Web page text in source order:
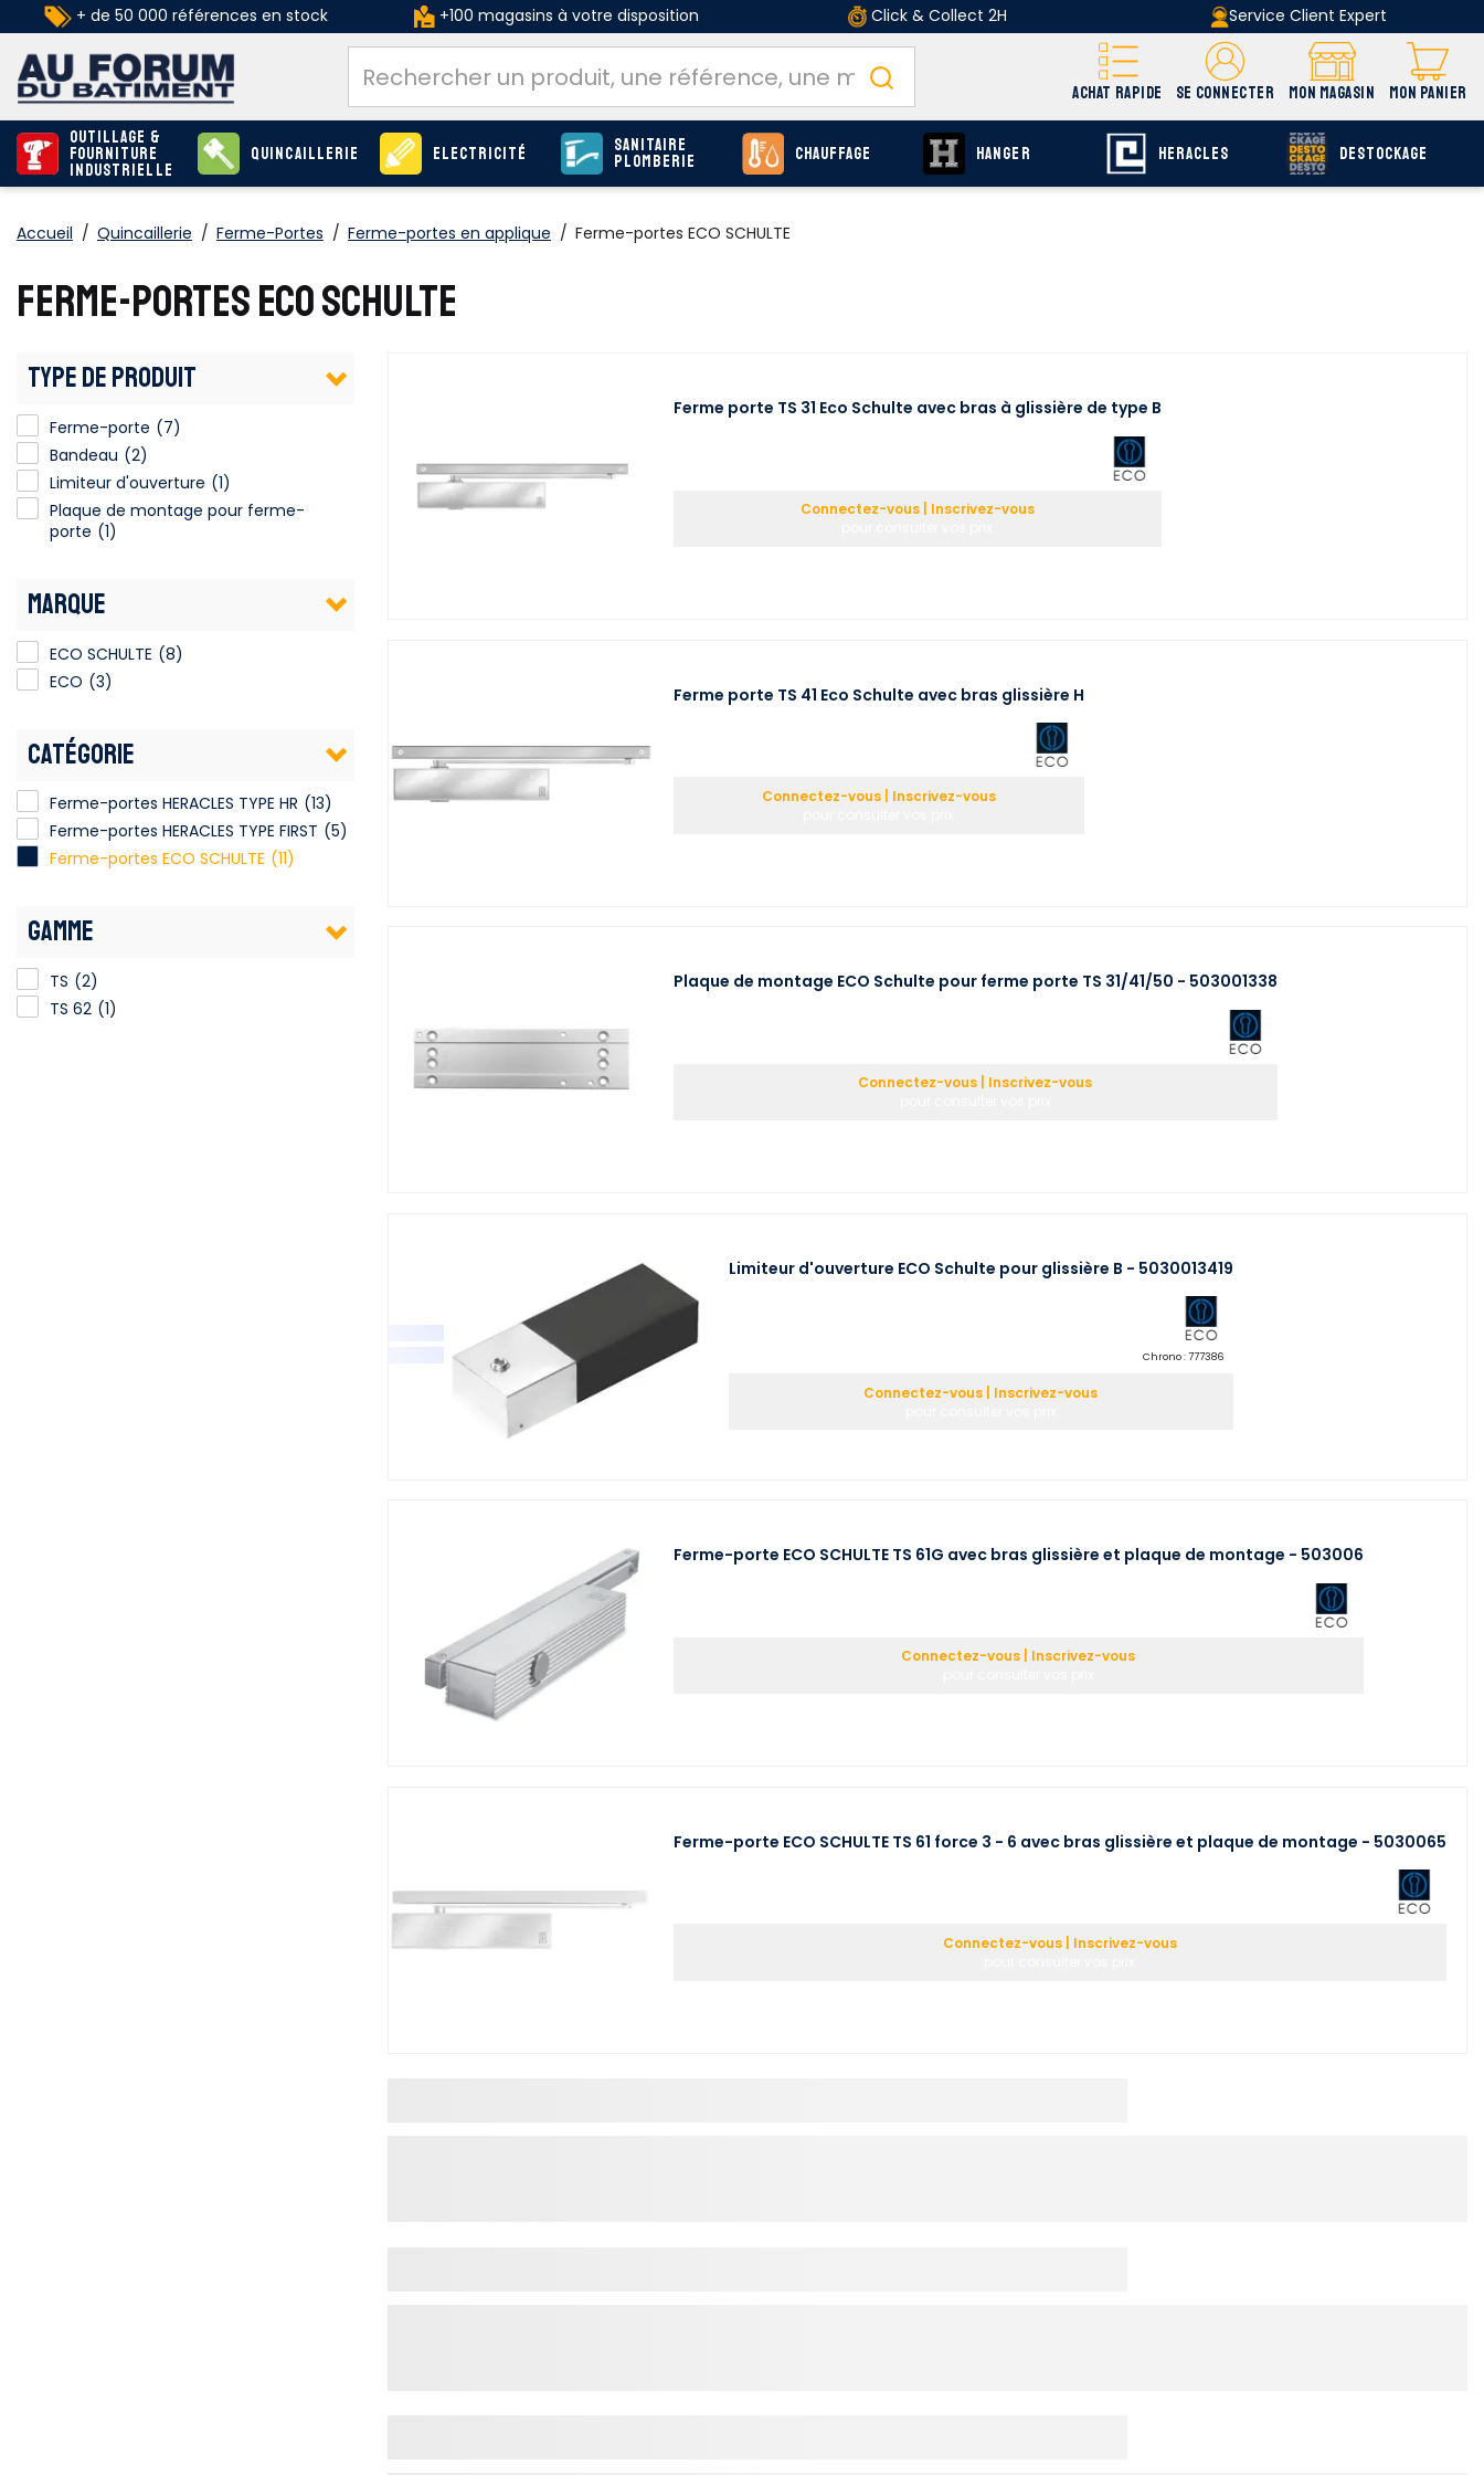
+ de 50 000 références en stock +100 magasins à votre disposition Click & Collect 2H Service Client Expert
ACHAT RAPIDE SE CONNECTER MON MAGASIN MON PANIER
Outillage &
Fourniture
industrielle
Quincaillerie Electricité Sanitaire
Plomberie Chauffage HANGER HERACLES DESTOCKAGE
Accueil / Quincaillerie / Ferme-Portes / Ferme-portes en applique / Ferme-portes ECO SCHULTE
FERME-PORTES ECO SCHULTE
TYPE DE PRODUIT
Ferme-porte (7)
Bandeau (2)
Limiteur d'ouverture (1)
Plaque de montage pour ferme-
porte (1)
MARQUE
ECO SCHULTE (8)
ECO (3)
CATÉGORIE
Ferme-portes HERACLES TYPE HR (13)
Ferme-portes HERACLES TYPE FIRST (5)
Ferme-portes ECO SCHULTE (11)
GAMME
TS (2)
TS 62 (1)
Ferme porte TS 31 Eco Schulte avec bras à glissière de type B
Connectez-vous | Inscrivez-vous
Ferme porte TS 41 Eco Schulte avec bras glissière H
Connectez-vous | Inscrivez-vous
Plaque de montage ECO Schulte pour ferme porte TS 31/41/50 - 503001338
Connectez-vous | Inscrivez-vous
Limiteur d'ouverture ECO Schulte pour glissière B - 5030013419
Chrono :777386
Connectez-vous | Inscrivez-vous
Ferme-porte ECO SCHULTE TS 61G avec bras glissière et plaque de montage - 503006
Connectez-vous | Inscrivez-vous
Ferme-porte ECO SCHULTE TS 61 force 3 - 6 avec bras glissière et plaque de montage - 5030065
Connectez-vous | Inscrivez-vous